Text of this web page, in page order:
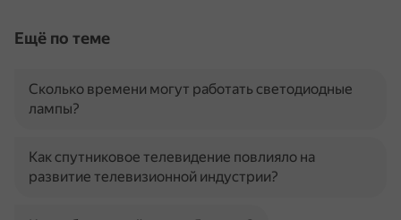
Ещё по теме
Сколько времени могут работать светодиодные
лампы?
Как спутниковое телевидение повлияло на
развитие телевизионной индустрии?